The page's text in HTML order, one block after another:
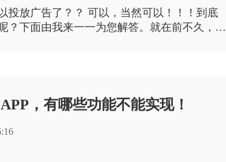
投放广告了？？ 可以，当然可以！！！到底
？下面由我来一一为您解答。就在前不久，微
，有哪些功能不能实现！